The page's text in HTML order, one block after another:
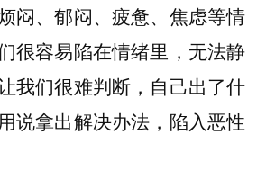
闷、郁闷、疲惫、焦虑等情
很容易陷在情绪里，无法静
我们很难判断，自己出了什
说拿出解决办法，陷入恶性